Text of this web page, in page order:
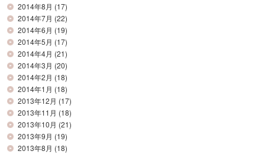
2014年8月 (17)
2014年7月 (22)
2014年6月 (19)
2014年5月 (17)
2014年4月 (21)
2014年3月 (20)
2014年2月 (18)
2014年1月 (18)
2013年12月 (17)
2013年11月 (18)
2013年10月 (21)
2013年9月 (19)
2013年8月 (18)